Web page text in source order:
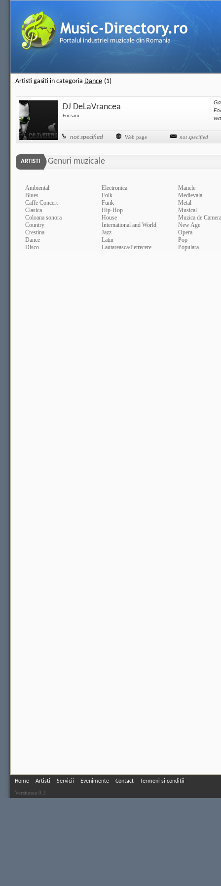
Portalul industriei muzicale din Romania
Artisti gasiti in categoria Dance (1)
DJ DeLaVrancea
Focsani
not specified Web page not specified
ARTISTI Genuri muzicale
Ambiental Electronica
Manele
Blues
Folk
Medievala
Caffe Concert
Funk
Metal
Clasica
Hip-Hop
Musical
Coloana sonora
House
Muzica de Camera
Country
International and World
New Age
Crestina
Jazz
Opera
Dance
Latin
Pop
Disco
Lautareasca/Petrecere Populara
Home Artisti Servicii Evenimente Contact
Termeni si conditii
Versiunea 0.3